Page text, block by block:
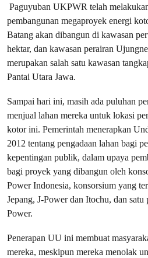
Paguyuban UKPWR telah
pembangunan megaproyek energi
Batang akan dibangun di kawasan
hektar, dan kawasan perairan
merupakan salah satu kawasan
Pantai Utara Jawa.
Sampai hari ini, masih ada puluhan
menjual lahan mereka untuk lokasi
kotor ini. Pemerintah menerapkan
2012 tentang pengadaan lahan bagi
kepentingan publik, dalam upaya
bagi proyek yang dibangun oleh
Power Indonesia, konsorsium yang
Jepang, J-Power dan Itochu, dan
Power.
Penerapan UU ini membuat
mereka, meskipun mereka menolak